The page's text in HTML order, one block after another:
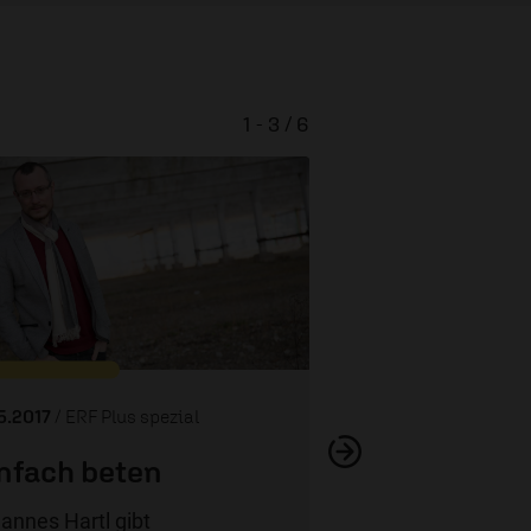
/ ERF Plus spezial
beten
Hartl gibt
1 - 3 / 6